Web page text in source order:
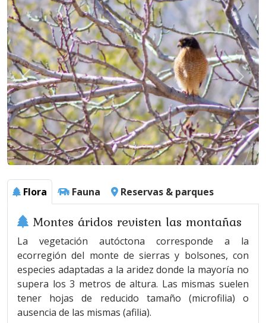
Flora Fauna Reservas & parques
Montes áridos revisten las montañas
La vegetación autóctona corresponde a la
ecorregión del monte de sierras y bolsones, con
especies adaptadas a la aridez donde la mayoría no
supera los 3 metros de altura. Las mismas suelen
tener hojas de reducido tamaño (microfilia) o
ausencia de las mismas (afilia).